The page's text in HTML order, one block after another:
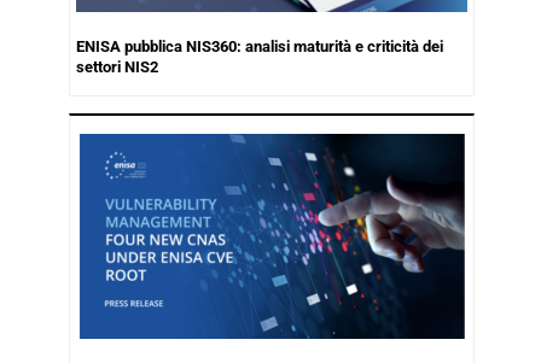
ENISA pubblica NIS360: analisi maturità e criticità dei
settori NIS2